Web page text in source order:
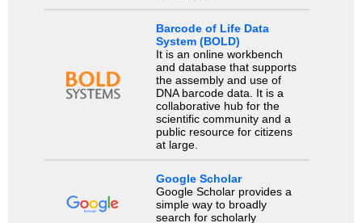
Barcode of Life Data
System (BOLD)
It is an online workbench
and database that supports
the assembly and use of
DNA barcode data. It is a
collaborative hub for the
scientific community and a
public resource for citizens
at large.
Google Scholar
Google Scholar provides a
simple way to broadly
search for scholarly